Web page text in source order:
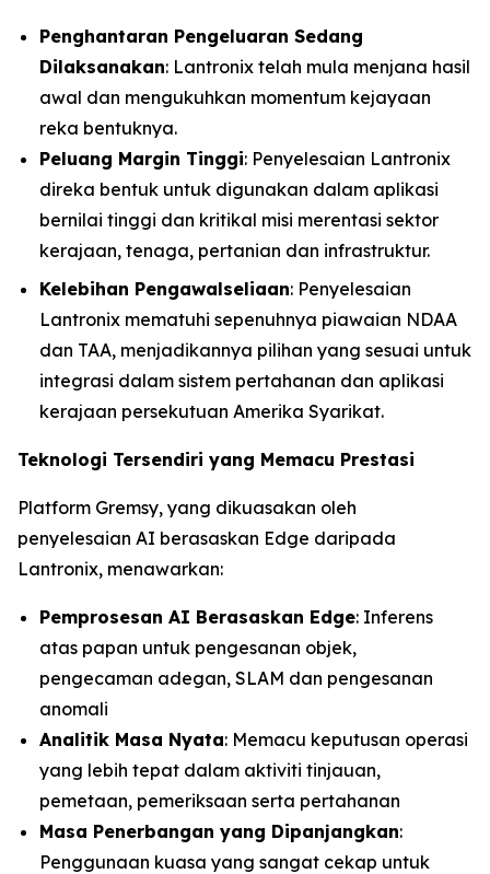
Penghantaran Pengeluaran Sedang
Dilaksanakan: Lantronix telah mula menjana hasil
awal dan mengukuhkan momentum kejayaan
reka bentuknya.
Peluang Margin Tinggi: Penyelesaian Lantronix
direka bentuk untuk digunakan dalam aplikasi
bernilai tinggi dan kritikal misi merentasi sektor
kerajaan, tenaga, pertanian dan infrastruktur.
Kelebihan Pengawalseliaan: Penyelesaian
Lantronix mematuhi sepenuhnya piawaian NDAA
dan TAA, menjadikannya pilihan yang sesuai untuk
integrasi dalam sistem pertahanan dan aplikasi
kerajaan persekutuan Amerika Syarikat.
Teknologi Tersendiri yang Memacu Prestasi
Platform Gremsy, yang dikuasakan oleh
penyelesaian AI berasaskan Edge daripada
Lantronix, menawarkan:
Pemprosesan AI Berasaskan Edge: Inferens
atas papan untuk pengesanan objek,
pengecaman adegan, SLAM dan pengesanan
anomali
Analitik Masa Nyata: Memacu keputusan operasi
yang lebih tepat dalam aktiviti tinjauan,
pemetaan, pemeriksaan serta pertahanan
Masa Penerbangan yang Dipanjangkan:
Penggunaan kuasa yang sangat cekap untuk